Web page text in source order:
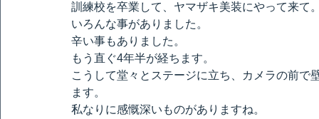
訓練校を卒業して、ヤマザキ美装にやって来て
いろんな事がありました。
辛い事もありました。
もう直ぐ4年半が経ちます。
こうして堂々とステージに立ち、カメラの前で
ます。
私なりに感慨深いものがありますね。